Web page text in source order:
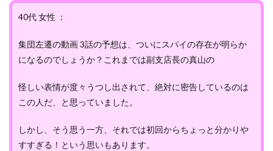
40代 女性 ：
集団左遷の動画 3話の予想は、ついにスパイの存在が明らか
になるのでしょうか？これまでは副支店長の真山の
怪しい表情が度々うつし出されて、絶対に密告しているのは
この人だ、と思っていました。
しかし、そう思う一方、それでは初回からちょっと分かりや
すすぎる！という思いもあります。